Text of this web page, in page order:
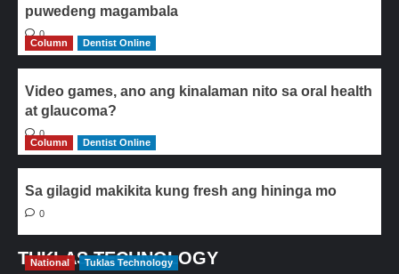
puwedeng magambala
0
Column
Dentist Online
Video games, ano ang kinalaman nito sa oral health
at glaucoma?
0
Column
Dentist Online
Sa gilagid makikita kung fresh ang hininga mo
0
TUKLAS TECHNOLOGY
National Tuklas Technology